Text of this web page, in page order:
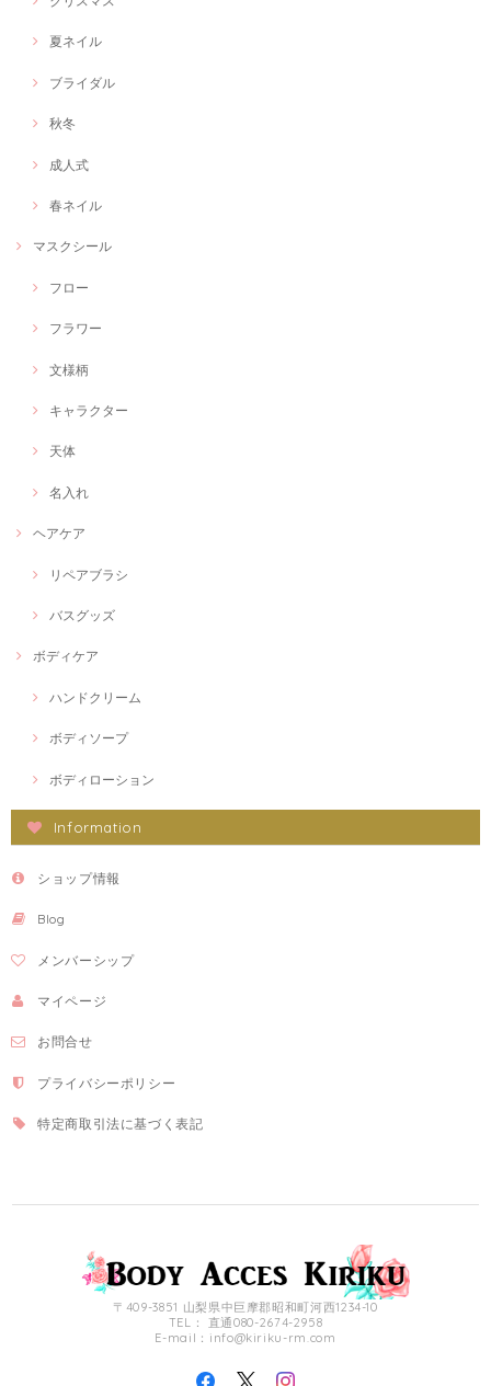
夏ネイル
ブライダル
秋冬
成人式
春ネイル
マスクシール
フロー
フラワー
文様柄
キャラクター
天体
名入れ
ヘアケア
リペアブラシ
バスグッズ
ボディケア
ハンドクリーム
ボディソープ
ボディローション
Information
ショップ情報
Blog
メンバーシップ
マイページ
お問合せ
プライバシーポリシー
特定商取引法に基づく表記
〒409-3851 山梨県中巨摩郡昭和町河西1234-10
TEL： 直通080-2674-2958
E-mail： info@kiriku-rm.com